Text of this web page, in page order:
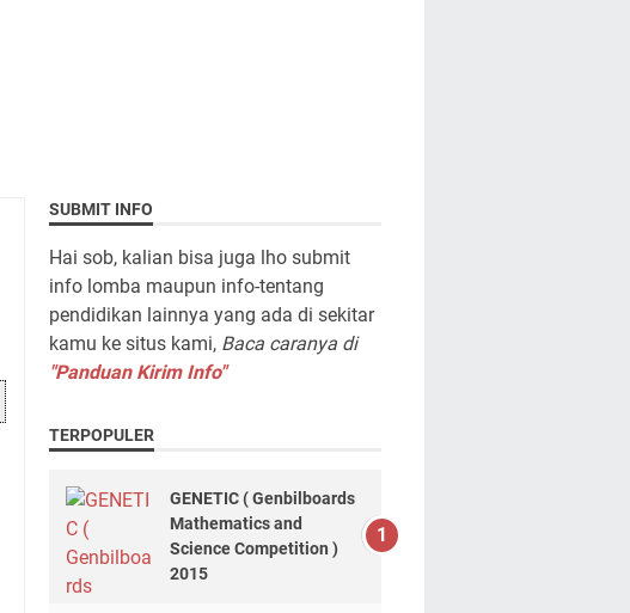
SUBMIT INFO
Hai sob, kalian bisa juga lho submit
info lomba maupun info-tentang
pendidikan lainnya yang ada di sekitar
kamu ke situs kami, Baca caranya di
"Panduan Kirim Info"
TERPOPULER
GENETIC ( Genbilboards
Mathematics and
Science Competition )
2015